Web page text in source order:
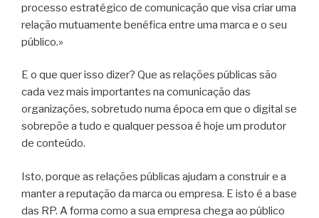
processo estratégico de comunicação que visa criar uma
relação mutuamente benéfica entre uma marca e o seu
público.»​
E o que quer isso dizer? Que as relações públicas são
cada vez mais importantes na comunicação das
organizações, sobretudo numa época em que o digital se
sobrepõe a tudo e qualquer pessoa é hoje um produtor
de conteúdo.
Isto, porque as relações públicas ajudam a construir e a
manter a reputação da marca ou empresa. E isto é a base
das RP. A forma como a sua empresa chega ao público